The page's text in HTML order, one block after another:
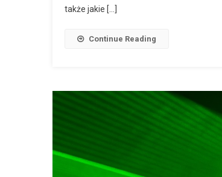
także jakie […]
Continue Reading